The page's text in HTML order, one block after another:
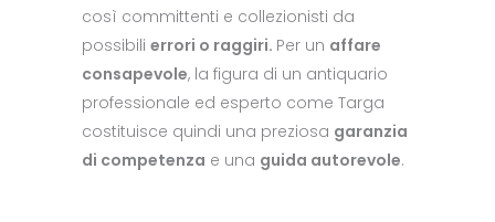
così committenti e collezionisti da
possibili errori o raggiri. Per un affare
consapevole, la figura di un antiquario
professionale ed esperto come Targa
costituisce quindi una preziosa garanzia
di competenza e una guida autorevole.